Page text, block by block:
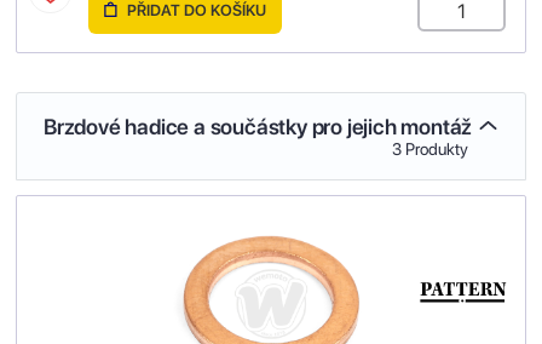
PŘIDAT DO KOŠÍKU
Brzdové hadice a součástky pro jejich montáž
3 Produkty